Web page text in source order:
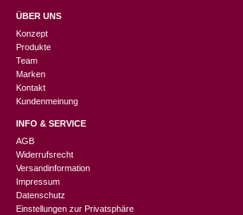
ÜBER UNS
Konzept
Produkte
Team
Marken
Kontakt
Kundenmeinung
INFO & SERVICE
AGB
Widerrufsrecht
Versandinformation
Impressum
Datenschutz
Einstellungen zur Privatsphäre